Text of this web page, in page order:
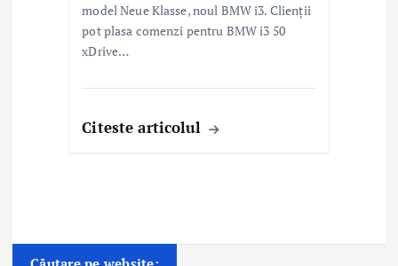
model Neue Klasse, noul BMW i3. Clienții
pot plasa comenzi pentru BMW i3 50
xDrive…
Citeste articolul